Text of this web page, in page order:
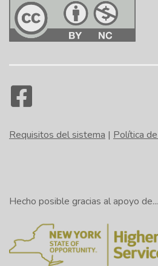
Requisitos del sistema | Política
Hecho posible gracias al apoyo de...